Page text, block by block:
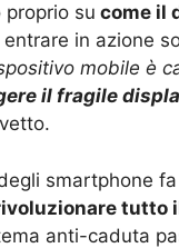
su come il
in azione
mobile è
il fragile
smartphone
tutto
anti-caduta